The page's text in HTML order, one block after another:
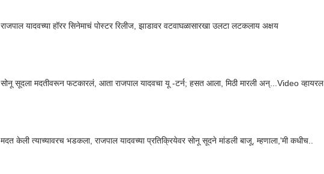
राजपाल यादवच्या हॉरर सिनेमाचं पोस्टर रिलीज, झाडावर वटवाघळासारखा उलटा लटकलाय अक्षय
सोनू सूदला मदतीवरून फटकारलं, आता राजपाल यादवचा यू -टर्न; हसत आला, मिठी मारली अन्...Video व्हायरल
मदत केली त्याच्यावरच भडकला, राजपाल यादवच्या प्रतिक्रियेवर सोनू सूदने मांडली बाजू, म्हणाला,'मी कधीच..